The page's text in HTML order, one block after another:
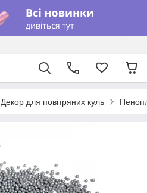
Декор для повітряних куль